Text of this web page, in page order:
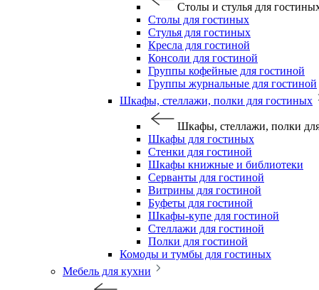
Столы и стулья для
Столы для гостиных
Стулья для гостиных
Кресла для гостиной
Консоли для гостиной
Группы кофейные для гостиной
Группы журнальные для гостиной
Шкафы, стеллажи, полки для гостиных
Шкафы, стеллажи, полки
Шкафы для гостиных
Стенки для гостиной
Шкафы книжные и библиотеки
Серванты для гостиной
Витрины для гостиной
Буфеты для гостиной
Шкафы-купе для гостиной
Стеллажи для гостиной
Полки для гостиной
Комоды и тумбы для гостиных
Мебель для кухни